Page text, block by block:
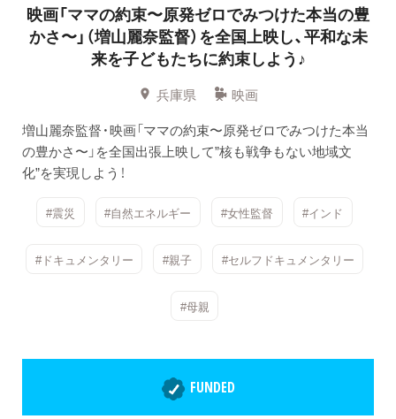
映画「ママの約束〜原発ゼロでみつけた本当の豊
かさ〜」（増山麗奈監督）を全国上映し、平和な未
来を子どもたちに約束しよう♪
兵庫県
映画
増山麗奈監督・映画「ママの約束〜原発ゼロでみつけた本当
の豊かさ〜」を全国出張上映して”核も戦争もない地域文
化”を実現しよう！
#震災 #自然エネルギー #女性監督 #インド
#ドキュメンタリー #親子 #セルフドキュメンタリー
#母親
FUNDED